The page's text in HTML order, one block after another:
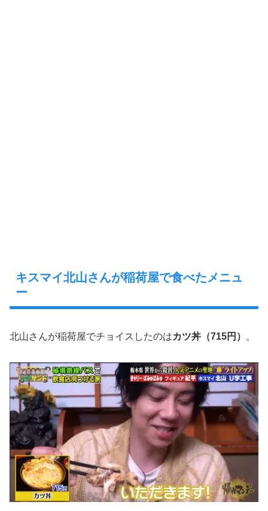
キスマイ北山さんが稲荷屋で食べたメニュ
ー
北山さんが稲荷屋でチョイスしたのはカツ丼（715円） 。